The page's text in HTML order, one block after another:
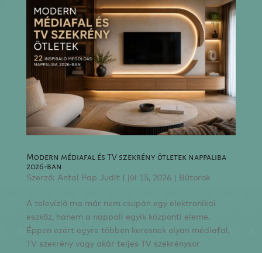
Modern médiafal és TV szekrény ötletek nappaliba
2026-ban
Szerző: Antal Pap Judit| júl 15, 2026| Bútorok
A televízió ma már nem csupán egy elektronikai
eszköz, hanem a nappali egyik központi eleme.
Éppen ezért egyre többen keresnek olyan médiafal,
TV szekrény vagy akár teljes TV szekrénysor